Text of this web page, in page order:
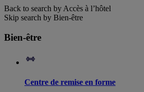
Back to search by Accès à l’hôtel
Skip search by Bien-être
Bien-être
Centre de remise en forme